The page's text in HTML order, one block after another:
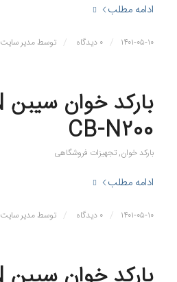
ادامه مطلب
۱۴۰۱-۰۵-۱۰ / ۰ دیدگاه / توسط مدیر سایت
CB-N200
بارکد خوان,تجهیزات فروشگاهی
ادامه مطلب
۱۴۰۱-۰۵-۱۰ / ۰ دیدگاه / توسط مدیر سایت